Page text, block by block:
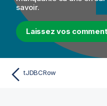
savoir.
Laissez vos
tJDBCRow